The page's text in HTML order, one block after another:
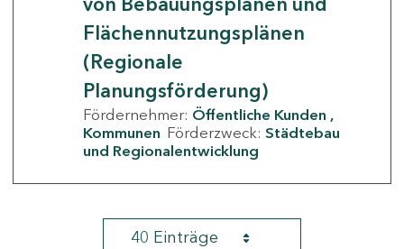
Flächennutzungsplänen
(Regionale
Planungsförderung)
Fördernehmer: Öffentliche Kunden
Kommunen Förderzweck: Städtebau
und Regionalentwicklung
40 Einträge